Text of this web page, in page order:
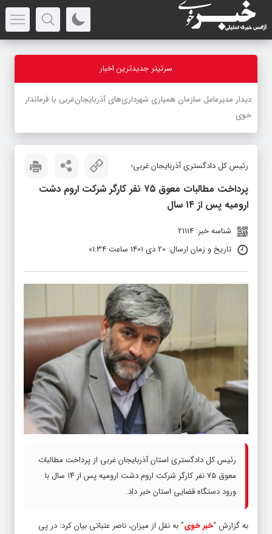
سرتیتر جدیدترین اخبار
-
پرداخت مطالبات معوق ۷۵ نفر کارگر شرکت اروم دشت
ارومیه پس از ۱۴ سال
شناسه خبر: 21114
تاریخ و زمان ارسال: 20 دی 1401 ساعت 01:34
معوق ۷۵ نفر کارگر شرکت اروم دشت ارومیه پس از ۱۴ سال با
ورود دستگاه قضایی استان خبر داد.
به گزارش “
مراجعات تعدادی از کارگران شرکت اروم دشت ارومیه که از سال ۸۷ به